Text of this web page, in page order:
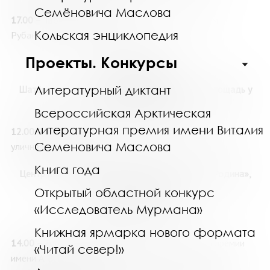
Семёновича Маслова
Кольская энциклопедия
Проекты. Конкурсы
Литературный диктант
Всероссийская Арктическая
литературная премия имени Виталия
Семеновича Маслова
Книга года
Открытый областной конкурс
«Исследователь Мурмана»
Книжная ярмарка нового формата
«Читай север!»
17.00
– Творческая встреча с писателем Андреем
Рубановым (г. Москва), 12+
30 мая, суббота
Шатёр, уличная площадка, ул. Пушкинская, 3 (площадь у
12.00-20.00– Книжная ярмарка: продажа книг, (шатры,
уличная площадка)
Центр научно-технологического творчества «Родина»,
улица Ленинградская, 26
Амфитеатр«Стругацкие»
14.00
– Торжественное открытие литературной премии
имени А. В. Полуботы, 12+